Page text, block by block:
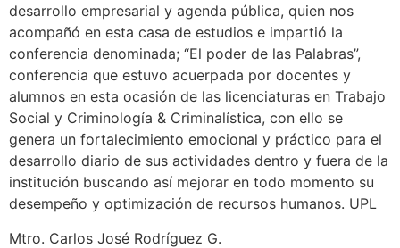
desarrollo empresarial y agenda pública, quien nos
acompañó en esta casa de estudios e impartió la
conferencia denominada; “El poder de las Palabras”,
conferencia que estuvo acuerpada por docentes y
alumnos en esta ocasión de las licenciaturas en Trabajo
Social y Criminología & Criminalística, con ello se
genera un fortalecimiento emocional y práctico para el
desarrollo diario de sus actividades dentro y fuera de la
institución buscando así mejorar en todo momento su
desempeño y optimización de recursos humanos. UPL
Mtro. Carlos José Rodríguez G.